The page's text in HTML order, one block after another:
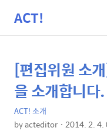
ACT!
상
세
컨
텐
본
문
제
목
[편집위원 소
을 소개합니다.
ACT! 소개
byacteditor 2014. 2. 4.